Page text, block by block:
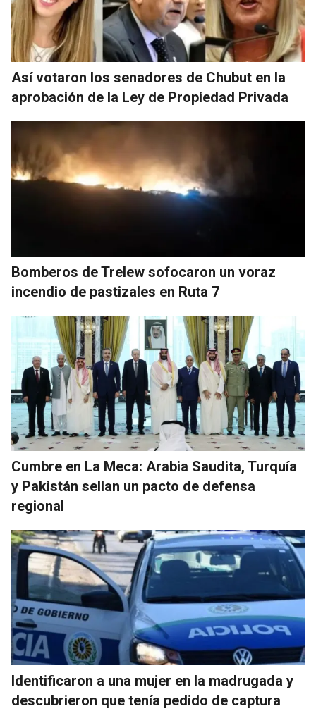
Así votaron los senadores de Chubut en la
aprobación de la Ley de Propiedad Privada
Bomberos de Trelew sofocaron un voraz
incendio de pastizales en Ruta 7
Cumbre en La Meca: Arabia Saudita, Turquía
y Pakistán sellan un pacto de defensa
regional
Identificaron a una mujer en la madrugada y
descubrieron que tenía pedido de captura